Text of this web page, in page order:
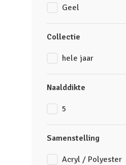
Geel
Collectie
hele jaar
Naalddikte
5
Samenstelling
Acryl / Polyester